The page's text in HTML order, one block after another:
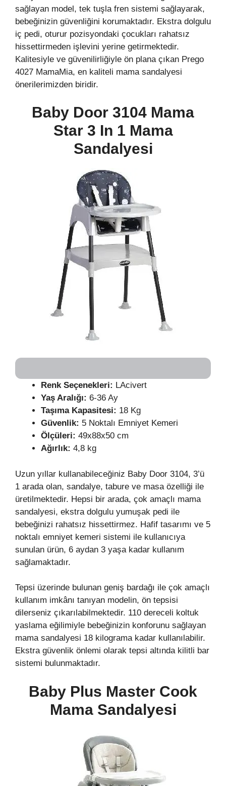
sağlayan model, tek tuşla fren sistemi sağlayarak,
bebeğinizin güvenliğini korumaktadır. Ekstra dolgulu
iç pedi, oturur pozisyondaki çocukları rahatsız
hissettirmeden işlevini yerine getirmektedir.
Kalitesiyle ve güvenilirliğiyle ön plana çıkan Prego
4027 MamaMia, en kaliteli mama sandalyesi
önerilerimizden biridir.
Baby Door 3104 Mama
Star 3 In 1 Mama
Sandalyesi
Renk Seçenekleri: LAcivert
Yaş Aralığı: 6-36 Ay
Taşıma Kapasitesi: 18 Kg
Güvenlik: 5 Noktalı Emniyet Kemeri
Ölçüleri: 49x88x50 cm
Ağırlık: 4,8 kg
Uzun yıllar kullanabileceğiniz Baby Door 3104, 3’ü
1 arada olan, sandalye, tabure ve masa özelliği ile
üretilmektedir. Hepsi bir arada, çok amaçlı mama
sandalyesi, ekstra dolgulu yumuşak pedi ile
bebeğinizi rahatsız hissettirmez. Hafif tasarımı ve 5
noktalı emniyet kemeri sistemi ile kullanıcıya
sunulan ürün, 6 aydan 3 yaşa kadar kullanım
sağlamaktadır.
Tepsi üzerinde bulunan geniş bardağı ile çok amaçlı
kullanım imkânı tanıyan modelin, ön tepsisi
dilerseniz çıkarılabilmektedir. 110 dereceli koltuk
yaslama eğilimiyle bebeğinizin konforunu sağlayan
mama sandalyesi 18 kilograma kadar kullanılabilir.
Ekstra güvenlik önlemi olarak tepsi altında kilitli bar
sistemi bulunmaktadır.
Baby Plus Master Cook
Mama Sandalyesi